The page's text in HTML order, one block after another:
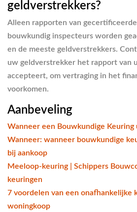
geldverstrekkers?
Alleen rapporten van
bouwkundig inspecteurs worden
en de meeste geldverstrekkers.
uw geldverstrekker het rapport van
accepteert, om vertraging in het
voorkomen.
Aanbeveling
Wanneer een Bouwkundige Keuring
Wanneer: wanneer bouwkundige
bij aankoop
Meeloop-keuring | Schippers
keuringen
7 voordelen van een onafhankelijke
woningkoop